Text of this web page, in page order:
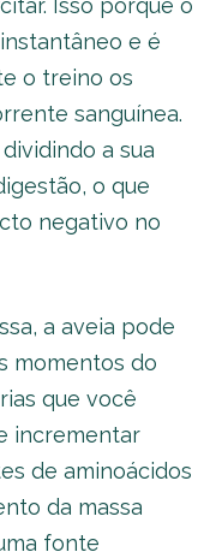
Isso porque o
e é
o treino os
sanguínea.
a sua
o que
negativo no
a aveia pode
momentos do
que você
incrementar
de aminoácidos
da massa
fonte